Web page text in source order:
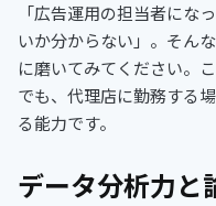
「広告運用の担当者にな
いか分からない」。そん
に磨いてみてください。
でも、代理店に勤務する
る能力です。
データ分析力と